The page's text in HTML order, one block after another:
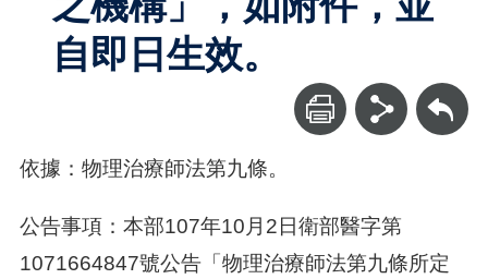
自即日生效。
回上一頁
依據：物理治療師法第九條。
公告事項：本部107年10月2日衛部醫字第
1071664847號公告「物理治療師法第九條所定